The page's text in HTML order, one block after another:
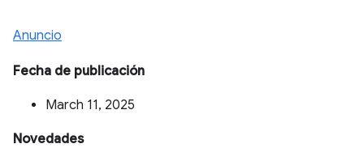
Anuncio
Fecha de publicación
March 11, 2025
Novedades